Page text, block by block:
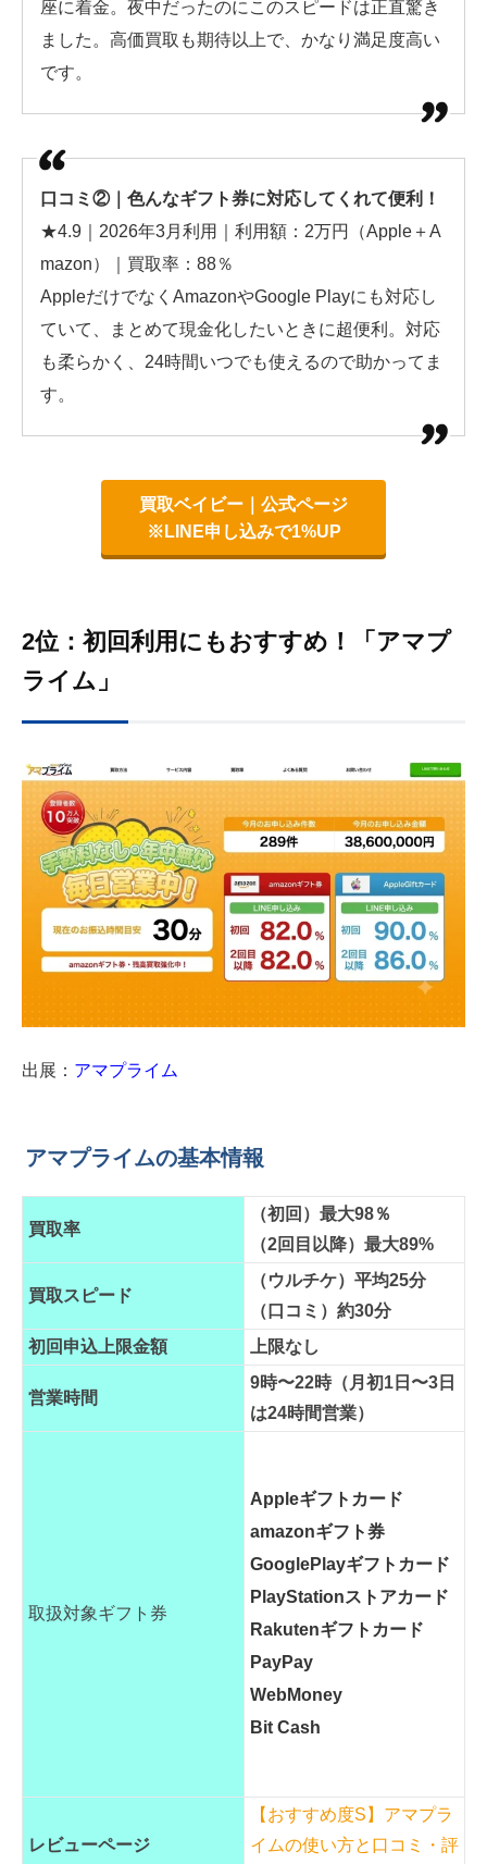
座に着金。夜中だったのにこのスピードは正直驚き
ました。高価買取も期待以上で、かなり満足度高い
です。
口コミ②｜色んなギフト券に対応してくれて便利！
★4.9｜2026年3月利用｜利用額：2万円（Apple＋A
mazon）｜買取率：88％
AppleだけでなくAmazonやGoogle Playにも対応し
ていて、まとめて現金化したいときに超便利。対応
も柔らかく、24時間いつでも使えるので助かってま
す。
買取ベイビー｜公式ページ
※LINE申し込みで1%UP
2位：初回利用にもおすすめ！「アマプ
ライム」
出展： アマプライム
アマプライムの基本情報
買取率
（初回）最大98％
（2回目以降）最大89%
買取スピード
（ウルチケ）平均25分
（口コミ）約30分
初回申込上限金額
上限なし
営業時間
9時〜22時（月初1日〜3日
は24時間営業）
取扱対象ギフト券
Appleギフトカード
amazonギフト券
GooglePlayギフトカード
PlayStationストアカード
Rakutenギフトカード
PayPay
WebMoney
Bit Cash
レビューページ
【おすすめ度S】アマプラ
イムの使い方と口コミ・評